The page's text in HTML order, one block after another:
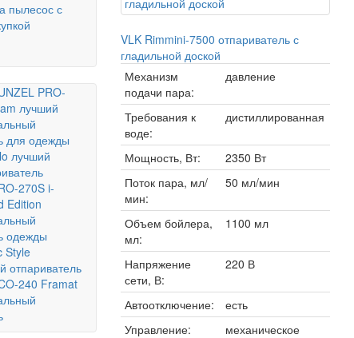
VLK Rimmini-7500 отпариватель с
гладильной доской
Механизм
подачи пара:
давление
Требования к
воде:
дистиллированная
Мощность, Вт:
2350 Вт
Поток пара, мл/
мин:
50 мл/мин
Объем бойлера,
мл:
1100 мл
Напряжение
сети, В:
220 В
Автоотключение:
есть
Управление:
механическое
пылесос с
PRO-
лучший
для одежды
лучший
270S i-
Edition
одежды
Style
отпариватель
240 Framat